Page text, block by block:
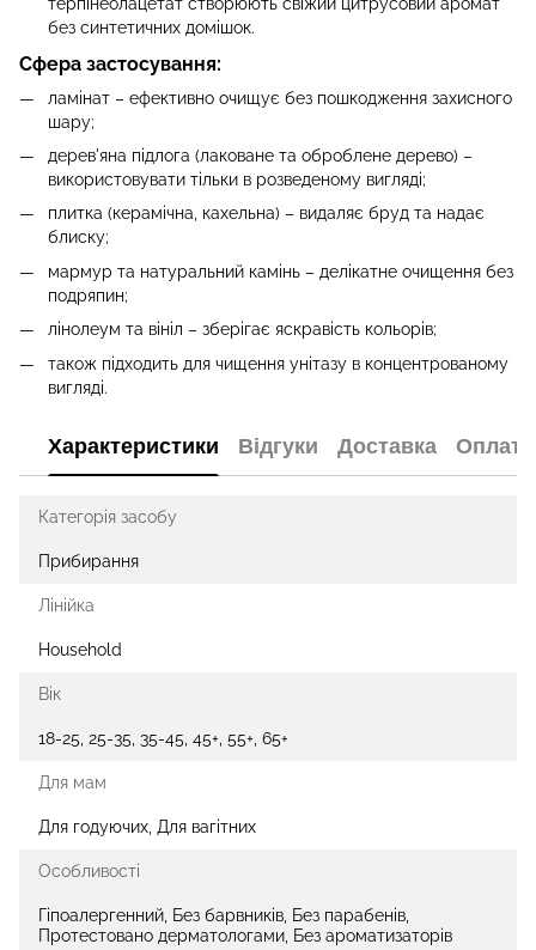
без синтетичних домішок.
Сфера застосування:
ламінат – ефективно очищує без пошкодження захисного
шару;
дерев'яна підлога (лаковане та оброблене дерево) –
використовувати тільки в розведеному вигляді;
плитка (керамічна, кахельна) – видаляє бруд та надає
блиску;
мармур та натуральний камінь – делікатне очищення без
подряпин;
лінолеум та вініл – зберігає яскравість кольорів;
також підходить для чищення унітазу в концентрованому
вигляді.
Характеристики Відгуки Доставка Оплата
Категорія засобу
Прибирання
Лінійка
Household
Вік
18-25, 25-35, 35-45, 45+, 55+, 65+
Для мам
Для годуючих, Для вагітних
Особливості
Гіпоалергенний, Без барвників, Без парабенів,
Протестовано дерматологами, Без ароматизаторів